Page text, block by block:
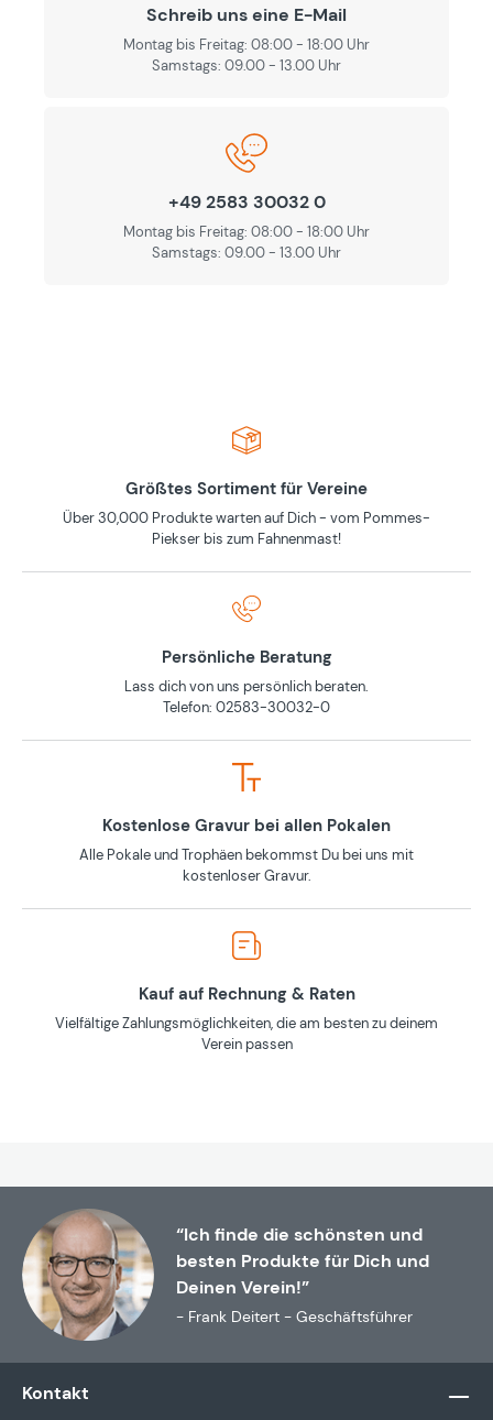
Schreib uns eine E-Mail
Montag bis Freitag: 08:00 - 18:00 Uhr
Samstags: 09.00 - 13.00 Uhr
+49 2583 30032 0
Montag bis Freitag: 08:00 - 18:00 Uhr
Samstags: 09.00 - 13.00 Uhr
Größtes Sortiment für Vereine
Über 30,000 Produkte warten auf Dich - vom Pommes-
Piekser bis zum Fahnenmast!
Persönliche Beratung
Lass dich von uns persönlich beraten.
Telefon: 02583-30032-0
Kostenlose Gravur bei allen Pokalen
Alle Pokale und Trophäen bekommst Du bei uns mit
kostenloser Gravur.
Kauf auf Rechnung & Raten
Vielfältige Zahlungsmöglichkeiten, die am besten zu deinem
Verein passen
“Ich finde die schönsten und
besten Produkte für Dich und
Deinen Verein!”
- Frank Deitert - Geschäftsführer
Kontakt